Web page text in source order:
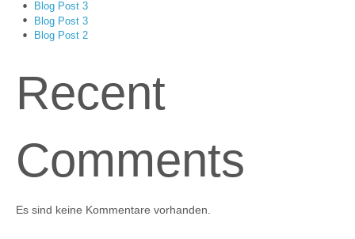
Blog Post 3
Blog Post 3
Blog Post 2
Recent
Comments
Es sind keine Kommentare vorhanden.